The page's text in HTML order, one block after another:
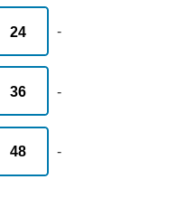
24 -
36 -
48 -